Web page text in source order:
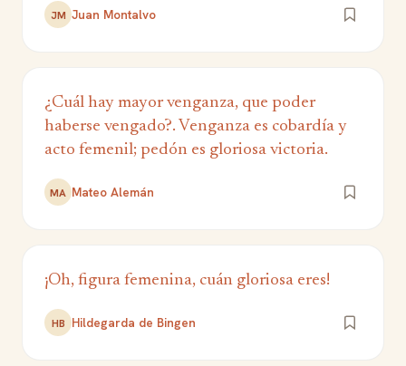
JM Juan Montalvo
¿Cuál hay mayor venganza, que poder
haberse vengado?. Venganza es cobardía y
acto femenil; pedón es gloriosa victoria.
MA Mateo Alemán
¡Oh, figura femenina, cuán gloriosa eres!
HB Hildegarda de Bingen